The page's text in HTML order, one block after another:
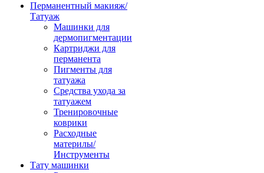
Перманентный макияж/
Татуаж
Машинки для
дермопигментации
Картриджи для
перманента
Пигменты для
татуажа
Средства ухода за
татуажем
Тренировочные
коврики
Расходные
материлы/
Инструменты
Тату машинки